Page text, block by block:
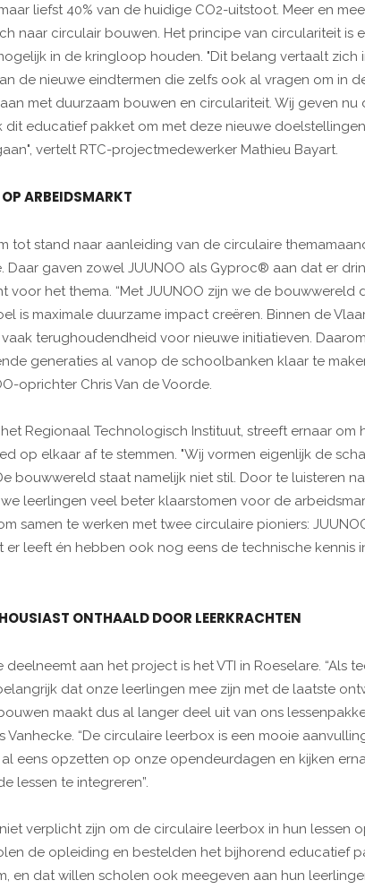
liefst 40% van de huidige CO2-uitstoot. Meer en
naar circulair bouwen. Het principe van circulariteit is
in de kringloop houden. "Dit belang vertaalt zich
de nieuwe eindtermen die zelfs ook al vragen om in
met duurzaam bouwen en circulariteit. Wij geven nu
dit educatief pakket om met deze nieuwe
vertelt RTC-projectmedewerker Mathieu Bayart.
ARBEIDSMARKT
tot stand naar aanleiding van de circulaire
Daar gaven zowel JUUNOO als Gyproc® aan dat er
voor het thema. “Met JUUNOO zijn we de bouwwereld
is maximale duurzame impact creëren. Binnen de
terughoudendheid voor nieuwe initiatieven.
generaties al vanop de schoolbanken klaar te
oprichter Chris Van de Voorde.
Regionaal Technologisch Instituut, streeft ernaar om
op elkaar af te stemmen. "Wij vormen eigenlijk de
bouwwereld staat namelijk niet stil. Door te luisteren
leerlingen veel beter klaarstomen voor de
samen te werken met twee circulaire pioniers:
leeft én hebben ook nog eens de technische kennis
ONTHAALD DOOR LEERKRACHTEN
aan het project is het VTI in Roeselare. “Als
dat onze leerlingen mee zijn met de laatste
maakt dus al langer deel uit van ons
Vanhecke. “De circulaire leerbox is een mooie
eens opzetten op onze opendeurdagen en kijken
lessen te integreren”.
verplicht zijn om de circulaire leerbox in hun lessen
de opleiding en bestelden het bijhorend educatief
en dat willen scholen ook meegeven aan hun